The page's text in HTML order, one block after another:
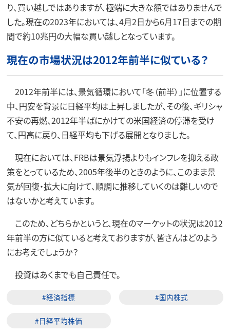
り、買い越しではありますが、極端に大きな額ではありませんで
した。現在の2023年においては、4月2日から6月17日までの期
間で約10兆円の大幅な買い越しとなっています。
現在の市場状況は2012年前半に似ている？
2012年前半には、景気循環において「冬（前半）」に位置する
中、円安を背景に日経平均は上昇しましたが、その後、ギリシャ
不安の再燃、2012年半ばにかけての米国経済の停滞を受け
て、円高に戻り、日経平均も下げる展開となりました。
現在においては、FRBは景気浮揚よりもインフレを抑える政
策をとっているため、2005年後半のときのように、このまま景
気が回復・拡大に向けて、順調に推移していくのは難しいので
はないかと考えています。
このため、どちらかというと、現在のマーケットの状況は2012
年前半の方に似ていると考えておりますが、皆さんはどのよう
にお考えでしょうか？
投資はあくまでも自己責任で。
#経済指標 #国内株式
#日経平均株価